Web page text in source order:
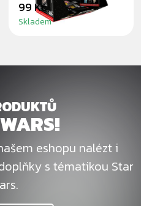
99 Kč
Skladem
eshopu nalézt i
s tématikou Star